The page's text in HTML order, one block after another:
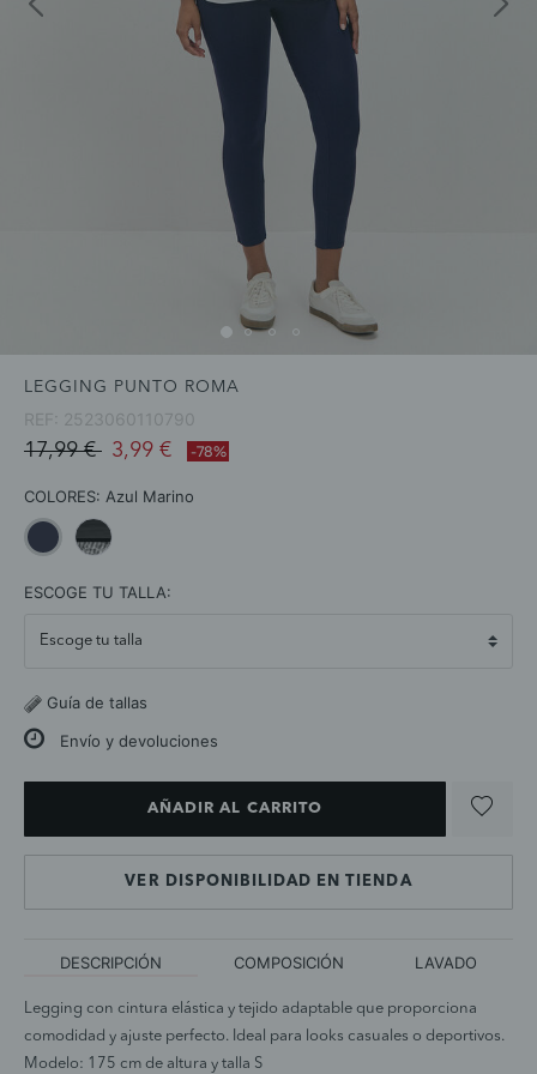
LEGGING PUNTO ROMA
REF: 2523060110790
Price reduced from
17,99 €to3,99 € -78%
COLORES: Azul Marino
ESCOGE TU TALLA:
Guía de tallas
Envío y devoluciones
AÑADIR AL CARRITO
VER DISPONIBILIDAD EN TIENDA
DESCRIPCIÓN COMPOSICIÓN LAVADO
Legging con cintura elástica y tejido adaptable que proporciona
comodidad y ajuste perfecto. Ideal para looks casuales o deportivos.
Modelo: 175 cm de altura y talla S